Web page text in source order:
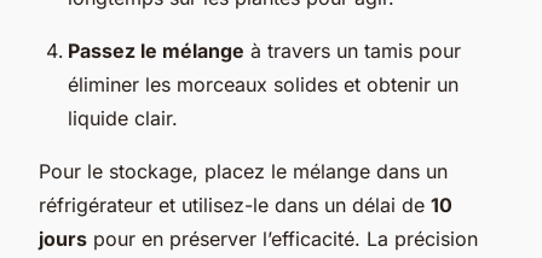
Passez le mélange à travers un tamis pour
éliminer les morceaux solides et obtenir un
liquide clair.
Pour le stockage, placez le mélange dans un
réfrigérateur et utilisez-le dans un délai de 10
jours pour en préserver l’efficacité. La précision